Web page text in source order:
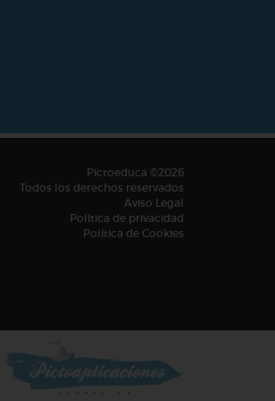
Pictoeduca ©2026
Todos los derechos reservados
Aviso Legal
Política de privacidad
Política de Cookies